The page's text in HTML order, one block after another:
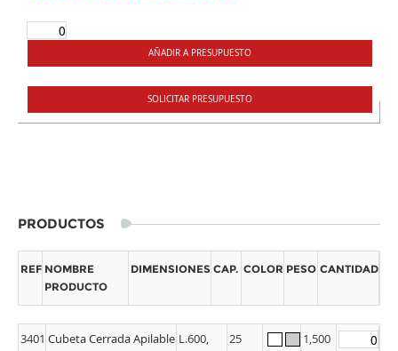
AÑADIR A PRESUPUESTO
SOLICITAR PRESUPUESTO
PRODUCTOS
REF NOMBRE
PRODUCTO
DIMENSIONES CAP. COLOR PESO CANTIDAD
3401 Cubeta Cerrada Apilable L.600,
25
1,500